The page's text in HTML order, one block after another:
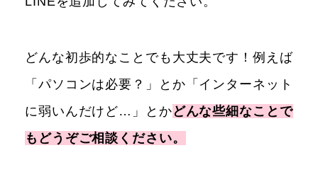
どんな初歩的なことでも大丈夫です！例えば
「パソコンは必要？」とか「インターネット
に弱いんだけど…」とかどんな些細なことで
もどうぞご相談ください。